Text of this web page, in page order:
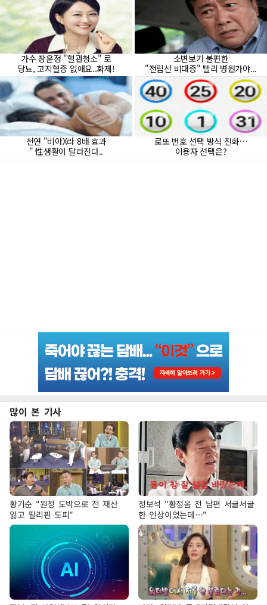
많이 본 기사
황기순 "원정 도박으로 전 재산
잃고 필리핀 도피"
정보석 "황정음 전 남편 서글서글
한 인상이었는데…"